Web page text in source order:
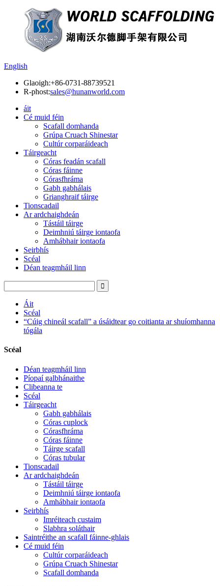
English
Glaoigh:+86-0731-88739521
R-phost:sales@hunanworld.com
áit
Cé muid féin
Scafall domhanda
Grúpa Cruach Shinestar
Cultúr corparáideach
Táirgeacht
Córas feadán scafall
Córas fáinne
Córasfhráma
Gabh gabhálais
Grianghraif táirge
Tionscadail
Ar ardchaighdeán
Tástáil táirge
Deimhniú táirge iontaofa
Amhábhair iontaofa
Seirbhís
Scéal
Déan teagmháil linn
Áit
Scéal
“Cúig chineál scafall” a úsáidtear go coitianta ar shuíomhanna
tógála
Scéal
Déan teagmháil linn
Píopaí galbhánaithe
Clibeanna te
Scéal
Táirgeacht
Gabh gabhálais
Córas cuplock
Córasfhráma
Córas fáinne
Táirge scafall
Córas tubular
Tionscadail
Ar ardchaighdeán
Tástáil táirge
Deimhniú táirge iontaofa
Amhábhair iontaofa
Seirbhís
Imréiteach custaim
Slabhra soláthair
Saintréithe an scafall fáinne-ghlais
Cé muid féin
Cultúr corparáideach
Grúpa Cruach Shinestar
Scafall domhanda